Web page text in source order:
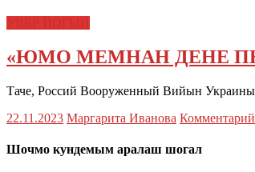
«ЮМО МЕМНАН ДЕНЕ
Таче, Россий Вооруженный Вийын
22.11.2023 Маргарита Иванова Комментарий
Шочмо кундемым аралаш шогал